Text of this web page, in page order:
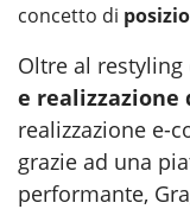
concetto di
Oltre al
e realizzazione
realizzazione e-
grazie ad una
performante,